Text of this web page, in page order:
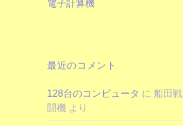
電子計算機
最近のコメント
128台のコンピュータ に船田戦
闘機 より